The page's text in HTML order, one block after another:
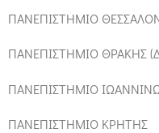
ΠΑΝΕΠΙΣΤΗΜΙΟ
ΠΑΝΕΠΙΣΤΗΜΙΟ ΘΡΑΚΗΣ
ΠΑΝΕΠΙΣΤΗΜΙΟ
ΠΑΝΕΠΙΣΤΗΜΙΟ ΚΡΗΤΗΣ